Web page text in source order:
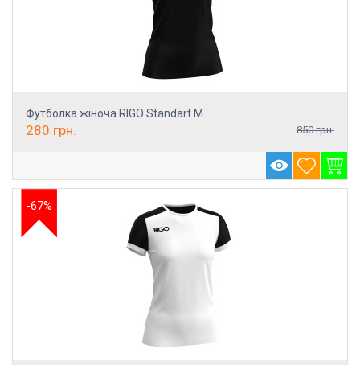
Футболка жіноча RIGO Standart M
280 грн. 850 грн.
-67%